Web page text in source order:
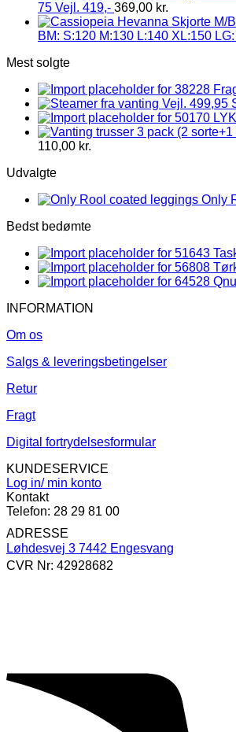
75 Vejl. 419,- 369,00 kr.
BM: S:120 M:130 L:140 XL:150
Mest solgte
110,00 kr.
Udvalgte
Only
Bedst bedømte
INFORMATION
Om os
Salgs & leveringsbetingelser
Retur
Fragt
Digital fortrydelsesformular
KUNDESERVICE
Log in/ min konto
Kontakt
Telefon: 28 29 81 00
ADRESSE
Løhdesvej 3 7442 Engesvang
CVR Nr: 42928682